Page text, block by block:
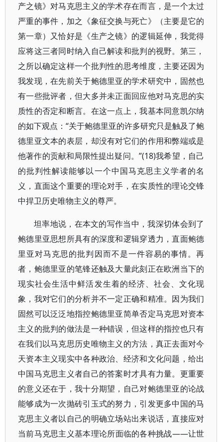
产之镜》对马克思主义的学术存在而言，是一个太过
严重的事件，加之《象征交换与死亡》（主要是它的
第一章）又恰好是《生产之镜》的逻辑延伸，我觉得
应将这三者同时纳入自己解读和批判的视野。第三，
之所以确定这样一个批判性的思考维度，主要还因为
我发现，在先前关于鲍德里亚的学术研究中，固然也
有一些批评者，但大多并未正面回应他对马克思的实
质性的否定和断言。在这一点上，我基本同意凯尔纳
的如下观点：“关于鲍德里亚的许多研究只是触及了鲍
德里亚文本的表层，却没有对它们的作用和弊端或是
他著作的贡献和局限性提出疑问。”(18)我希望，自己
的批判性解读能够以一个中国马克思主义学者的名
义，直面这个重要的理论对手，在实质性的理论交锋
中捍卫历史唯物主义的尊严。
坦率地说，在本文的写作当中，我深切体会到了
鲍德里亚思想所具有的深度和逻辑穿透力，直面鲍德
里亚对马克思的批判因而不是一件容易的事情。再
者，鲍德里亚的笔锋还触及大量此刻正在欧洲当下的
现实社会生活中鲜活发生着的经济、社会、文化现
象，我对它们的分析并不一定正确和精准。因为我们
固然可以泛泛地指控鲍德里亚简单否定马克思对资本
主义的批判的做法是一种错误，但这样的指控也只有
在我们以马克思历史唯物主义的方法，真正去面对今
天资本主义现实中各种政治、经济和文化问题，给出
中国马克思主义者自己的答案时才具有力量。更重要
的意义还在于，我十分期望，自己对鲍德里亚的论战
能够成为一次抛砖引玉式的努力，引发更多中国的马
克思主义者以自己的明确立场站出来说话，直接应对
当前马克思主义基本理论所面临的各种挑战——让世